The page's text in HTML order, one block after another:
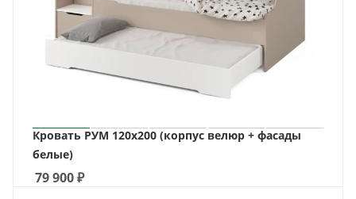
Кровать РУМ 120х200 (корпус велюр + фасады
белые)
79 900₽